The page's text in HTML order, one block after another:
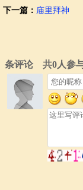
下一篇： 庙里拜神